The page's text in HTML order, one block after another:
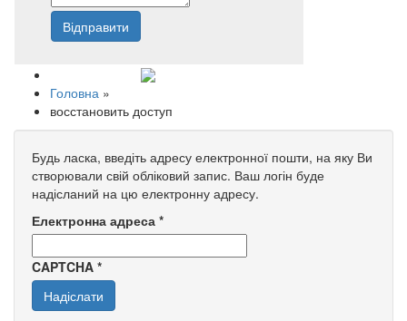
Відправити
Головна »
восстановить доступ
Будь ласка, введіть адресу електронної пошти, на яку Ви
створювали свій обліковий запис. Ваш логін буде
надісланий на цю електронну адресу.
Електронна адреса *
CAPTCHA *
Надіслати